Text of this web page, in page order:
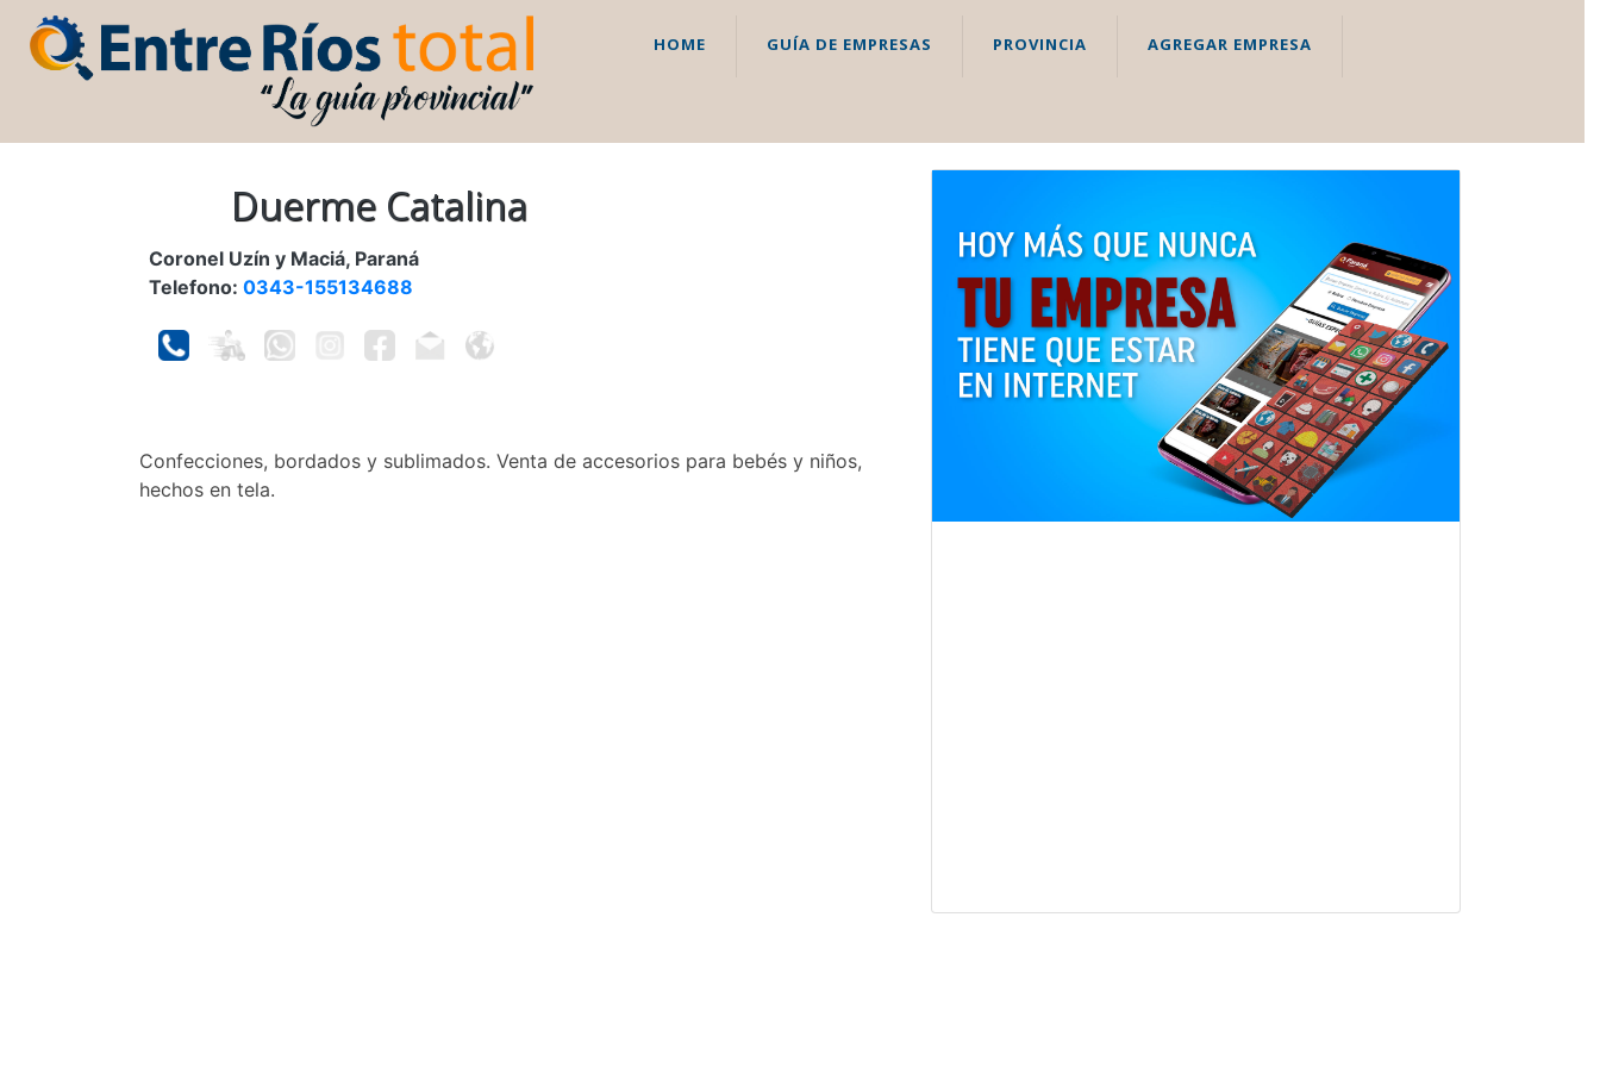
HOME GUÍA DE EMPRESAS PROVINCIA AGREGAR EMPRESA
Duerme Catalina
Coronel Uzín y Maciá, Paraná
Telefono: 0343-155134688
Confecciones, bordados y sublimados. Venta de accesorios para bebés y niños,
hechos en tela.